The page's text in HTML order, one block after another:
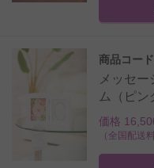
商品コー
メッセ
ム（ピ
価格
（全国配送